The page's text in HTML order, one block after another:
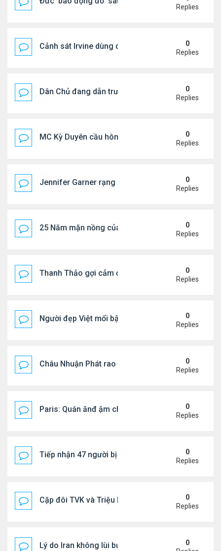
Replies
Cảnh sát Irvine dùng drone bắt kẻ trộm trong
0
Replies
Dân Chủ đang dẫn trước Cộng Hòa trong các
0
Replies
MC Kỳ Duyên cầu hôn lại chồng cũ
0
Replies
Jennifer Garner rạng rỡ bên bạn trai kém 6 tuổi
0
Replies
25 Năm mặn nồng của 'Điệp viên 007'
0
Replies
Thanh Thảo gợi cảm ở tuổi 49
0
Replies
Người đẹp Việt mổi bật giữa dàn sao châu Á
0
Replies
Châu Nhuận Phát rao bán tài sản
0
Replies
Paris: Quán ănđ ậm chất Việt đông kín khách chờ
0
Replies
Tiếp nhận 47 người bị Mỹ trục xuất, Công an
0
Replies
Cặp đôi TVK và Triệu Mẫn được yêu thích nhất
0
Replies
Lý do Iran không lùi bước trước lời đe dọa của
0